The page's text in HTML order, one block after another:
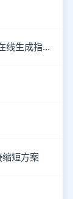
3分钟搞定防红链接！快缩短网址(suo.run)在线生成指南
缩短方案